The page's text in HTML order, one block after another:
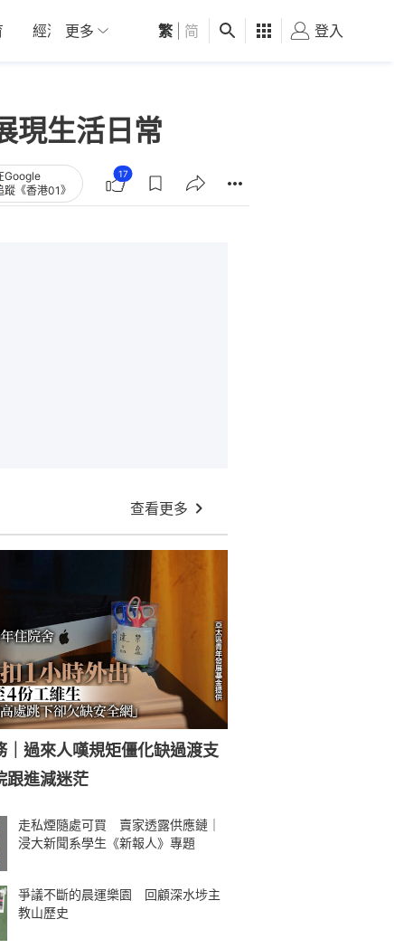
經濟 01深圳 觀點 健康 好食玩飛
更多 繁 简 登入
現生活日常
Google
蹤《香港01》
17
查看更多
｜過來人嘆規矩僵化缺過渡支
進減迷茫
走私煙隨處可買 賣家透露供應鏈｜
浸大新聞系學生《新報人》專題
爭議不斷的晨運樂園 回顧深水埗主
教山歷史